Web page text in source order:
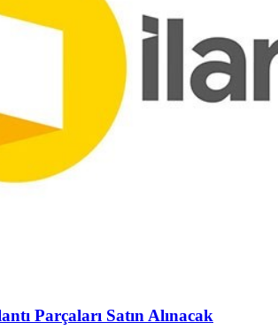
Parçaları Satın Alınacak